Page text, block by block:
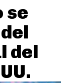
se
del